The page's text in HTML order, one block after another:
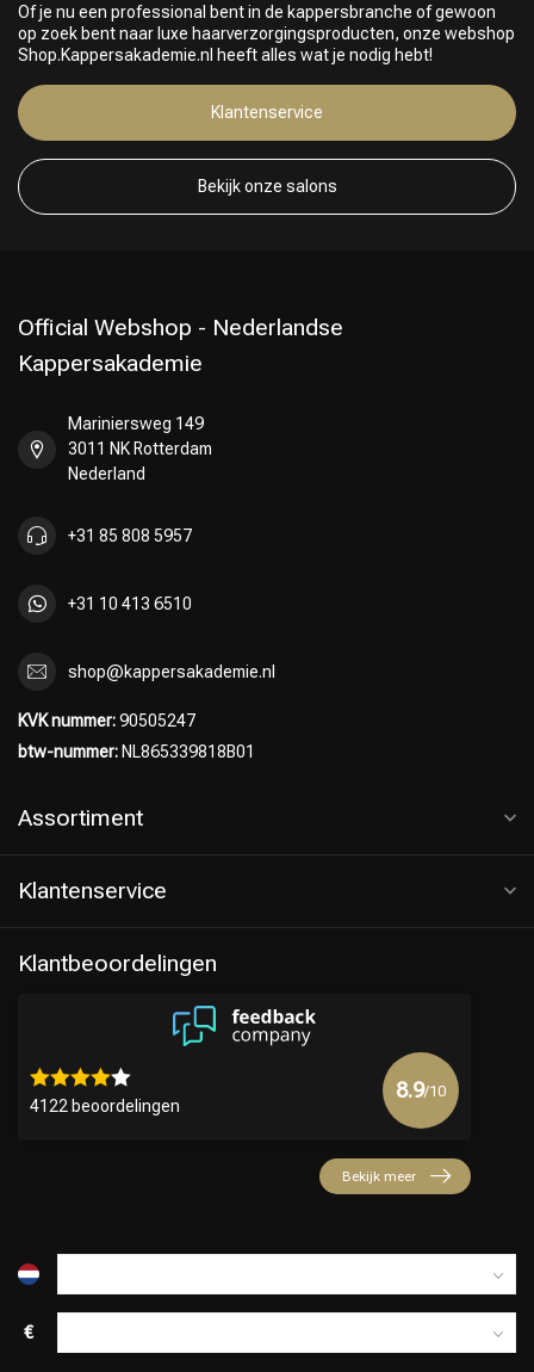
Keuze van onze Kappers
Of je nu een professional bent in de kappersbranche of gewoon
op zoek bent naar luxe haarverzorgingsproducten, onze webshop
Shop.Kappersakademie.nl heeft alles wat je nodig hebt!
Klantenservice
Bekijk onze salons
Official Webshop - Nederlandse
Kappersakademie
Mariniersweg 149
3011 NK Rotterdam
Nederland
+31 85 808 5957
+31 10 413 6510
shop@kappersakademie.nl
KVK nummer:90505247
btw-nummer: NL865339818B01
Assortiment
Klantenservice
Klantbeoordelingen
4122 beoordelingen
8.9/10
Bekijk meer
€